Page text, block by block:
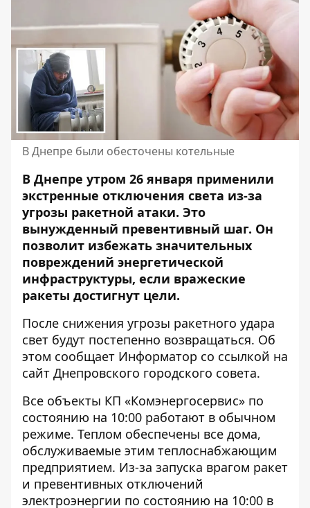
В Днепре были обесточены котельные
В Днепре утром 26 января применили
экстренные отключения света из-за
угрозы ракетной атаки. Это
вынужденный превентивный шаг. Он
позволит избежать значительных
повреждений энергетической
инфраструктуры, если вражеские
ракеты достигнут цели.
После снижения угрозы ракетного удара
свет будут постепенно возвращаться. Об
этом сообщает Информатор со ссылкой на
сайт Днепровского городского совета.
Все объекты КП «Комэнергосервис» по
состоянию на 10:00 работают в обычном
режиме. Теплом обеспечены все дома,
обслуживаемые этим теплоснабжающим
предприятием. Из-за запуска врагом ракет
и превентивных отключений
электроэнергии по состоянию на 10:00 в